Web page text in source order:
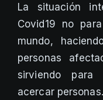
La situación
Covid19 no
mundo,
personas
sirviendo
acercar